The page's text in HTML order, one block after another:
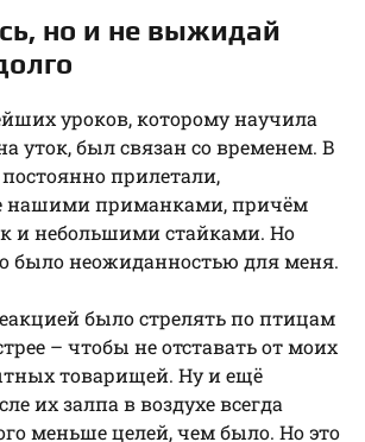
но и не выжидай
уроков, которому научила
уток, был связан со временем. В
прилетали,
нашими приманками, причём
и небольшими стайками. Но
было неожиданностью для меня.
было стрелять по птицам
– чтобы не отставать от моих
товарищей. Ну и ещё
их залпа в воздухе всегда
меньше целей, чем было. Но это